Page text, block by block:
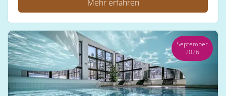
Mehr erfahren
September
2026